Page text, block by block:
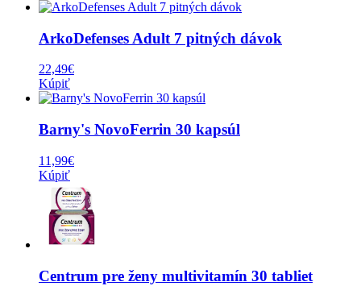
ArkoDefenses Adult 7 pitných dávok
22,49€
Kúpiť
Barny's NovoFerrin 30 kapsúl
11,99€
Kúpiť
Centrum pre ženy multivitamín 30 tabliet